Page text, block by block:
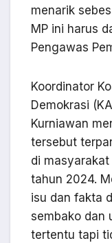
menarik
MP ini harus
Pengawas
Koordinator
Demokrasi
Kurniawan
tersebut
di
tahun 2024.
isu dan fakta
sembako dan
tertentu tapi